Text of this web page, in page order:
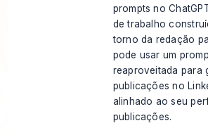
prompts no
de trabalho
torno da redação
pode usar um
reaproveitada para
publicações no
alinhado ao seu
publicações.